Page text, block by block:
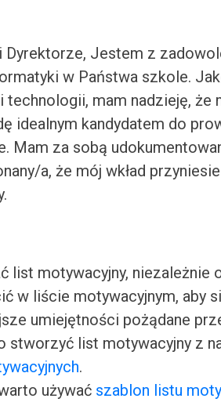
Dyrektorze, Jestem z
w Państwa szkole.
technologii, mam nadzieję,
idealnym kandydatem do
Mam za sobą
a, że mój wkład
list motywacyjny, niezależnie
w liście motywacyjnym, aby
umiejętności pożądane
stworzyć list motywacyjny z
.
używać szablon listu